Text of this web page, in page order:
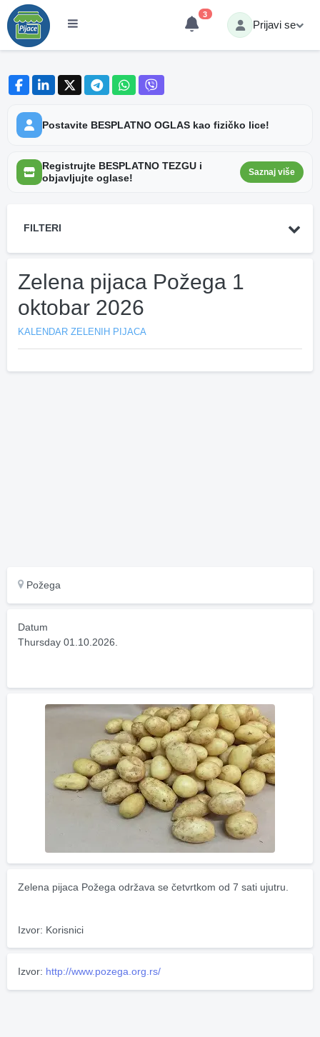
3
Prijavi se
Postavite BESPLATNO OGLAS kao fizičko lice!
Registrujte BESPLATNO TEZGU i
objavljujte oglase!
Saznaj više
FILTERI
Zelena pijaca Požega 1
oktobar 2026
KALENDAR ZELENIH PIJACA
Požega
Datum
Thursday 01.10.2026.
Zelena pijaca Požega održava se četvrtkom od 7 sati ujutru.
Izvor: Korisnici
Izvor: http://www.pozega.org.rs/